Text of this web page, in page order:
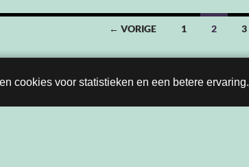
← VORIGE 1 2 3
cookies voor statistieken en een betere ervaring.